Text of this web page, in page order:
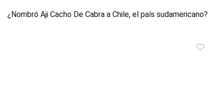
¿Nombró Aji Cacho De Cabra a Chile, el país sudamericano?